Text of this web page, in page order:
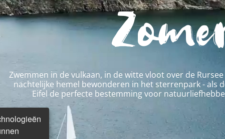
Zwemmen in de vulkaan, in de witte vloot over de
nachtelijke hemel bewonderen in het sterrenpark - als
Eifel de perfecte bestemming voor